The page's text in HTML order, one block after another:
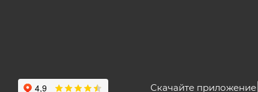
Скачайте приложение